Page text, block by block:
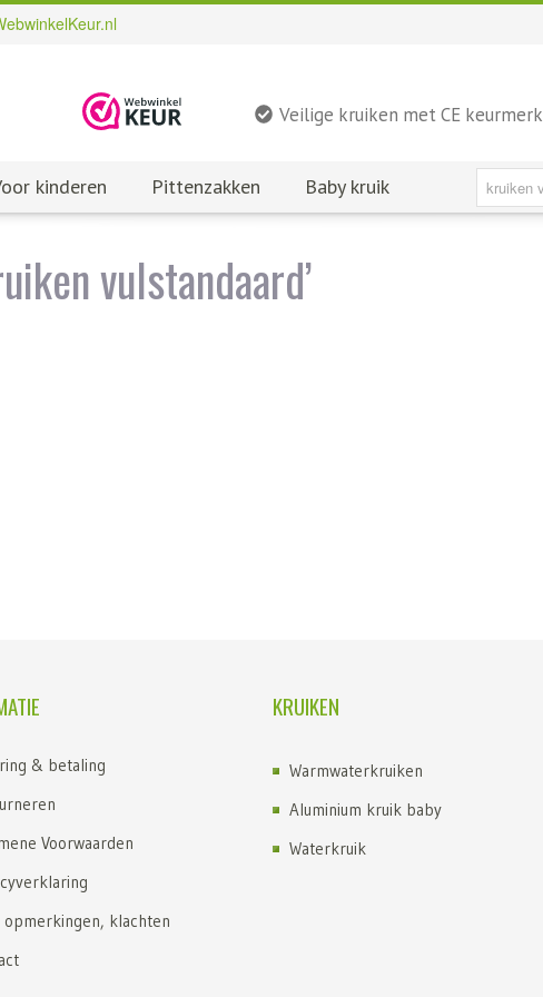
Veilige kruiken met CE keurmerk
kinderen Pittenzakken Baby kruik
vulstandaard’
& betaling
Voorwaarden
opmerkingen, klachten
KRUIKEN
Warmwaterkruiken
Aluminium kruik baby
Waterkruik